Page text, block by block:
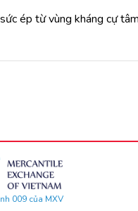
ép từ vùng kháng cự
009 của MXV